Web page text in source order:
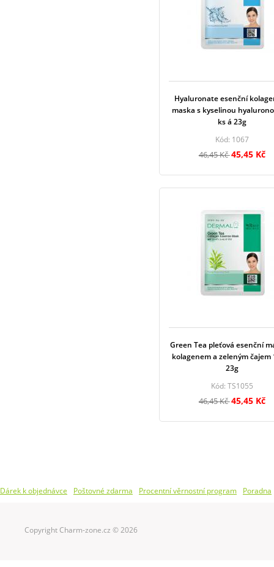
Hyaluronate esenční
maska s kyselinou
ks á 23g
Kód: 1067
46,45 Kč45,45 Kč
Green Tea pleťová esenční
kolagenem a zeleným čajem
23g
Kód: TS1055
46,45 Kč45,45 Kč
Dárek k objednávce Poštovné zdarma Procentní věrnostní program Poradna
Copyright Charm-zone.cz © 2026